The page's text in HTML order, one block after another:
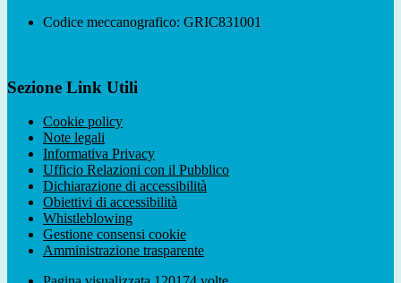
Codice meccanografico: GRIC831001
Sezione Link Utili
Cookie policy
Note legali
Informativa Privacy
Ufficio Relazioni con il Pubblico
Dichiarazione di accessibilità
Obiettivi di accessibilità
Whistleblowing
Gestione consensi cookie
Amministrazione trasparente